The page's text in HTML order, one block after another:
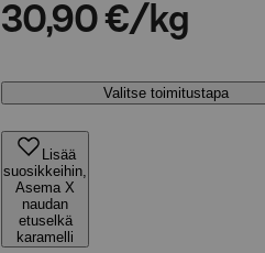
30,90 €/kg
Valitse toimitustapa
Lisää
suosikkeihin,
Asema X
naudan
etuselkä
karamelli